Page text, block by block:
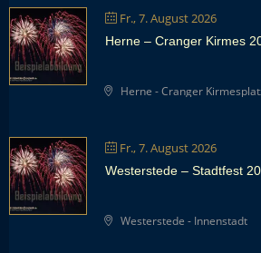
Fr., 7. August 2026
Herne – Cranger Kirmes
Herne - Cranger
Fr., 7. August 2026
Westerstede – Stadtfest
Westerstede - Innenstadt